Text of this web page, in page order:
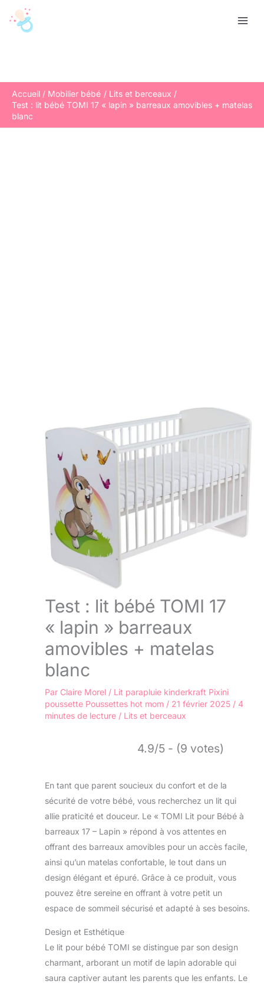
Accueil Mobilier bébé
Lits et berceaux
Test : lit bébé TOMI 17 « lapin » barreaux amovibles + matelas
blanc
Test : lit bébé TOMI 17
« lapin » barreaux
amovibles + matelas
blanc
Par Claire Morel / Lit parapluie kinderkraft Pixini
poussette Poussettes hot mom / 21 février 2025 / 4
minutes de lecture / Lits et berceaux
4.9/5 - (9 votes)
En tant que parent soucieux du confort et de la
sécurité de votre bébé, vous recherchez un lit qui
allie praticité et douceur. Le « TOMI Lit pour Bébé à
barreaux 17 – Lapin » répond à vos attentes en
offrant des barreaux amovibles pour un accès facile,
ainsi qu’un matelas confortable, le tout dans un
design élégant et épuré. Grâce à ce produit, vous
pouvez être sereine en offrant à votre petit un
espace de sommeil sécurisé et adapté à ses besoins.
Design et Esthétique
Le lit pour bébé TOMI se distingue par son design
charmant, arborant un motif de lapin adorable qui
saura captiver autant les parents que les enfants. Le
e
r
c